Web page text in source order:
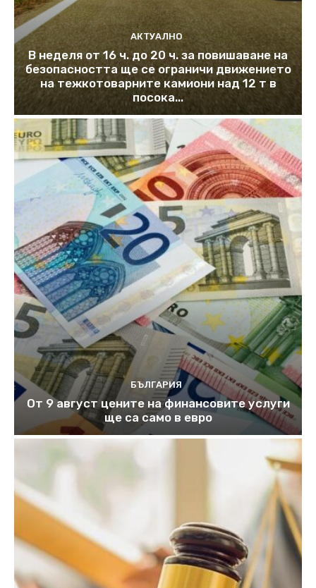
АКТУАЛНО
В неделя от 16 ч. до 20 ч. за повишаване на
безопасността ще се ограничи движението
на тежкотоварните камиони над 12 т в
посока...
БЪЛГАРИЯ
От 9 август цените на финансовите услуги
ще са само в евро